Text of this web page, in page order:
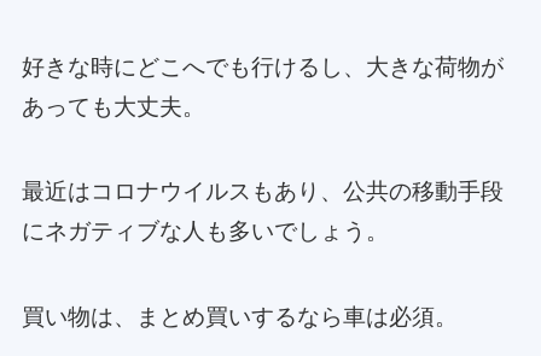
好きな時にどこへでも行けるし、大きな荷物が
あっても大丈夫。
最近はコロナウイルスもあり、公共の移動手段
にネガティブな人も多いでしょう。
買い物は、まとめ買いするなら車は必須。